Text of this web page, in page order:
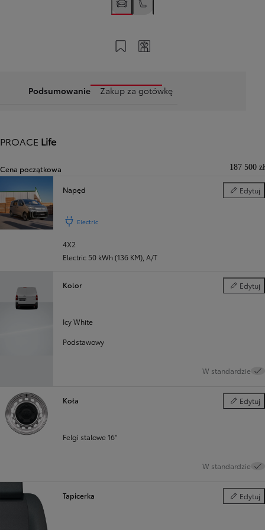
Poprzedni Następny
Zapisz na swoim koncie
Podsumowanie Zakup za gotówkę
PROACE Life
Cena początkowa 187 500 zł
Napęd Edytuj
Napęd
Electric
4X2
Electric 50 kWh (136 KM), A/T
Kolor Edytuj
Kolor
Icy White
Podstawowy
W standardzie
Koła Edytuj
Koła
Felgi stalowe 16"
W standardzie
Tapicerka Edytuj
Tapicerka